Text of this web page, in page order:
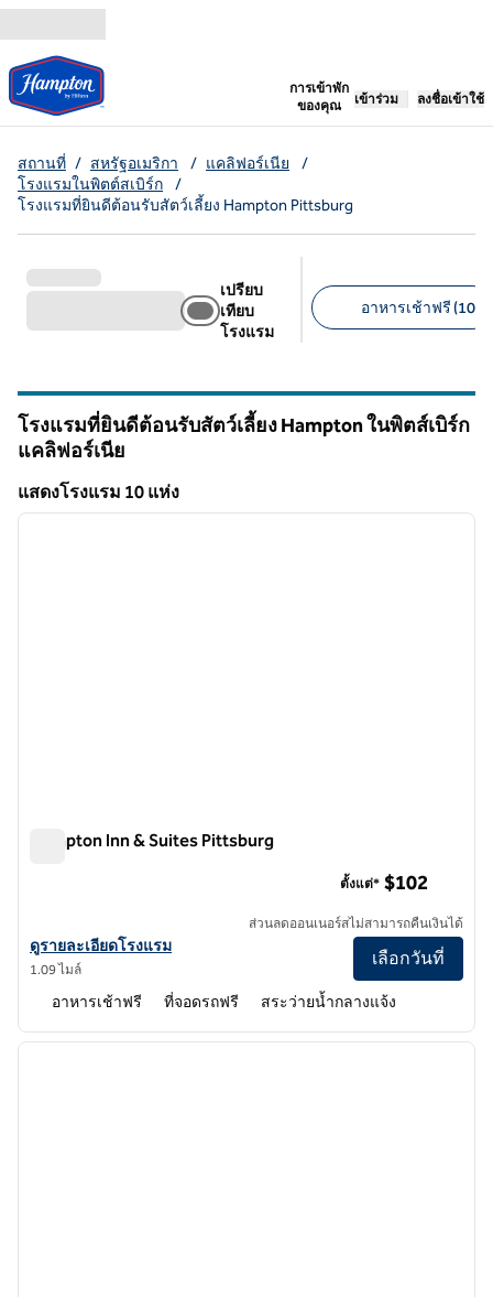
ข้ามไปที่เนื้อหา
การเข้าพัก
ของคุณ
เปิดแท็บใหม่
เข้าร่วม ลงชื่อเข้าใช้
สถานที่ / สหรัฐอเมริกา / แคลิฟอร์เนีย
/
โรงแรมในพิตต์สเบิร์ก
/
โรงแรมที่ยินดีต้อนรับสัตว์เลี้ยง Hampton Pittsburg
เปรียบ
เทียบ
โรงแรม
อาหารเช้าฟรี (10)
โรงแรมที่ยินดีต้อนรับสัตว์เลี้ยง Hampton ในพิตส์เบิร์ก
แคลิฟอร์เนีย
แสดงโรงแรม 10 แห่ง
แสดงโรงแรม 10 แห่ง
1 จาก 12
ภาพถั
Hampton Inn & Suites Pittsburg
ดูรายละเอียดโรงแรมสําหรับ Hampton Inn & Suites Pittsburg
ดูรายละเอียดโรงแรม
1.09 ไมล์
ตั้งแต่* $102
ส่วนลดออนเนอร์สไม่สามารถคืนเงินได้
เลือกวันที่
อาหารเช้าฟรี ที่จอดรถฟรี สระว่ายน้ำกลางแจ้ง
1 จาก 12
ภาพถั